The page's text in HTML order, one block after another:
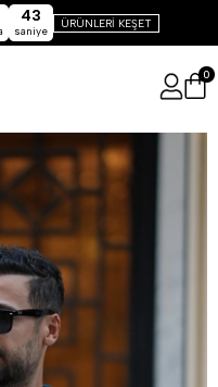
43
saniye
ÜRÜNLERİ KEŞET
0